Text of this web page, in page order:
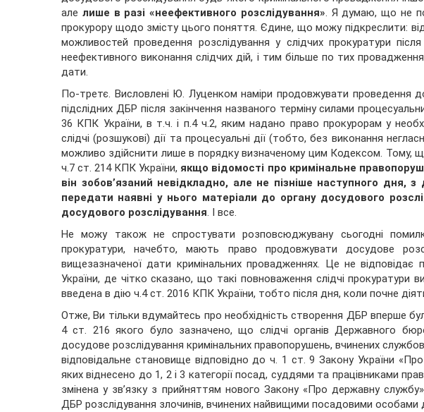
але лише в разі «неефективного розслідування». Я думаю, що не
прокурору щодо змісту цього поняття. Єдине, що можу підкреслити:
можливостей проведення розслідування у слідчих прокуратури
неефективного виконання слідчих дій, і тим більше по тих
дати.
По-третє. Висловлені Ю. Луценком наміри продовжувати проведення
підслідних ДБР після закінчення названого терміну силами
36 КПК України, в т.ч. і п.4 ч.2, яким надано право прокурорам у
слідчі (розшукові) дії та процесуальні дії (тобто, без виконання
можливо здійснити лише в порядку визначеному цим Кодексом. Тому,
ч.7 ст. 214 КПК України, якщо відомості про кримінальне
він зобов’язаний невідкладно, але не пізніше наступного дня,
передати наявні у нього матеріали до органу досудового
досудового розслідування. І все.
Не можу також не спростувати розповсюджувану сьогодні
прокуратури, начебто, мають право продовжувати досудове
вищезазначеної дати кримінальних провадженнях. Це не
України, де чітко сказано, що такі повноваження слідчі прокуратури
введена в дію ч.4 ст. 2016 КПК України, тобто після дня, коли почне
Отже, Ви тільки вдумайтесь про необхідність створення ДБР вперше
4 ст. 216 якого було зазначено, що слідчі органів Державного
досудове розслідування кримінальних правопорушень, вчинених
відповідальне становище відповідно до ч. 1 ст. 9 Закону України
яких віднесено до 1, 2 і 3 категорії посад, суддями та працівниками
змінена у зв’язку з прийняттям нового Закону «Про державну
ДБР розслідування злочинів, вчинених найвищими посадовими